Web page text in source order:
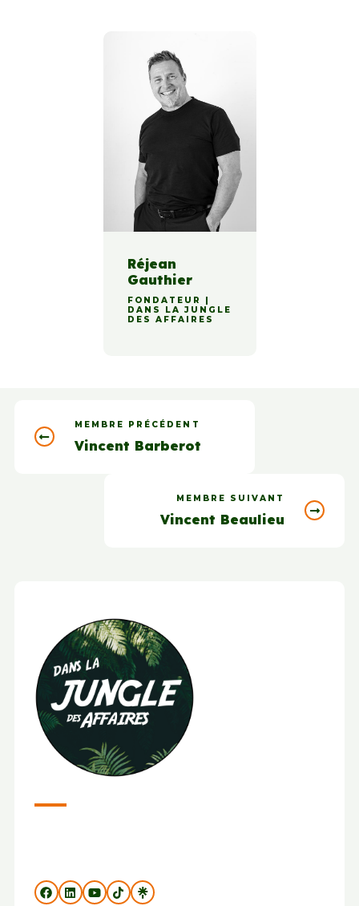
Réjean
Gauthier
FONDATEUR |
DANS LA JUNGLE
DES AFFAIRES
MEMBRE PRÉCÉDENT
Vincent Barberot
MEMBRE SUIVANT
Vincent Beaulieu